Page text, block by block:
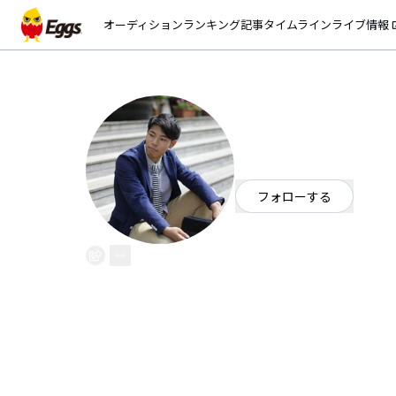
オーディションランキング記事タイムラインライブ情報
フォローする